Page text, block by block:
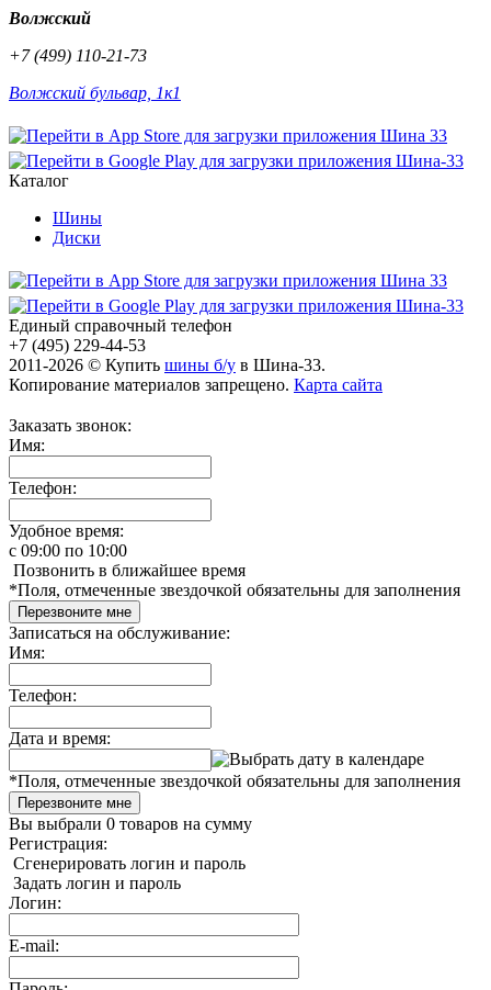
Волжский
+7 (499) 110-21-73
Волжский бульвар, 1к1
Каталог
Шины
Диски
Единый справочный телефон
+7 (495) 229-44-53
2011-2026 © Купить шины б/у в Шина-33.
Копирование материалов запрещено. Карта сайта
Заказать звонок:
Имя:
Телефон:
Удобное время:
c 09:00 по 10:00
Позвонить в ближайшее время
*Поля, отмеченные звездочкой обязательны для заполнения
Перезвоните мне
Записаться на обслуживание:
Имя:
Телефон:
Дата и время:
*Поля, отмеченные звездочкой обязательны для заполнения
Перезвоните мне
Вы выбрали 0 товаров на сумму
Регистрация:
Сгенерировать логин и пароль
Задать логин и пароль
Логин:
E-mail: